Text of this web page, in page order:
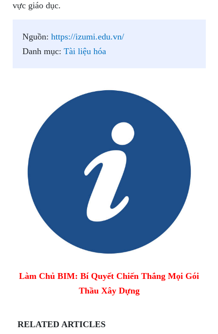
vực giáo dục.
Nguồn: https://izumi.edu.vn/
Danh mục: Tài liệu hóa
Làm Chủ BIM: Bí Quyết Chiến Thắng Mọi Gói
Thầu Xây Dựng
RELATED ARTICLES